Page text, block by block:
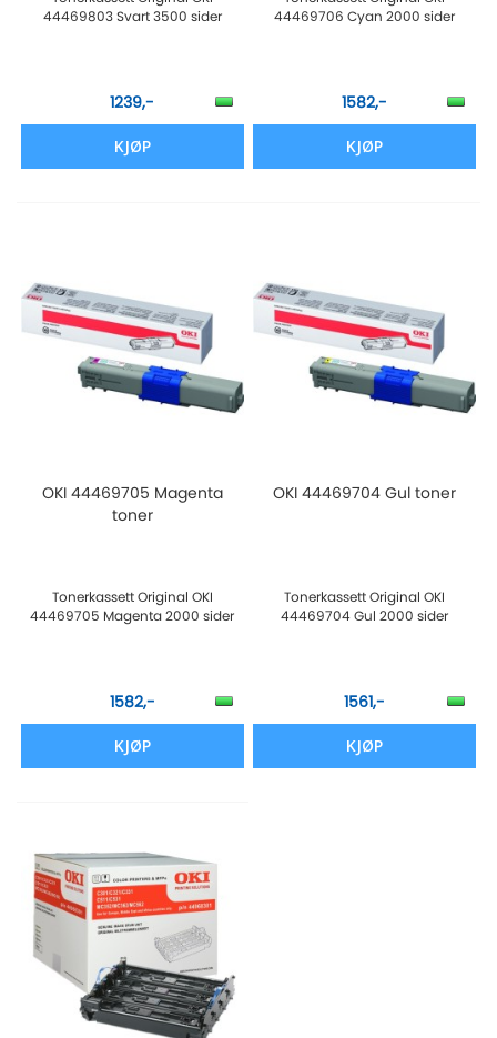
44469803 Svart 3500 sider
1239,-
KJØP
44469706 Cyan 2000 sider
1582,-
KJØP
OKI 44469705 Magenta
toner
Tonerkassett Original OKI
44469705 Magenta 2000 sider
1582,-
KJØP
OKI 44469704 Gul toner
Tonerkassett Original OKI
44469704 Gul 2000 sider
1561,-
KJØP